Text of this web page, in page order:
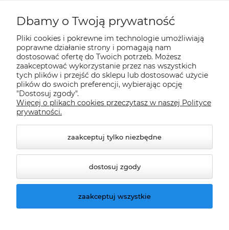
Płatności i dostawa
Informacje
O nas
Nasze sklepy Allegro
© 2026 climatools.pl. Wszelkie prawa zastrzeżone.
Dbamy o Twoją prywatność
Pliki cookies i pokrewne im technologie umożliwiają
poprawne działanie strony i pomagają nam
dostosować ofertę do Twoich potrzeb. Możesz
zaakceptować wykorzystanie przez nas wszystkich
tych plików i przejść do sklepu lub dostosować użycie
plików do swoich preferencji, wybierając opcję
"Dostosuj zgody".
Więcej o plikach cookies przeczytasz w naszej Polityce
prywatności.
zaakceptuj tylko niezbędne
dostosuj zgody
zaakceptuj wszystkie